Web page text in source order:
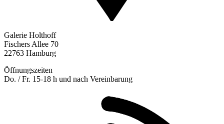
Galerie Holthoff
Fischers Allee 70
22763 Hamburg
Öffnungszeiten
Do. / Fr. 15-18 h und nach Vereinbarung